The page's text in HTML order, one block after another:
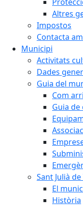
Altres
Impostos
Contacta
Municipi
Activitats
Dades
Guia del
Com
Guia
Sant Julià
El
Història